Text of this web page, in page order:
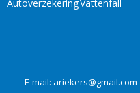
E-mail: ariekers@gmail.com